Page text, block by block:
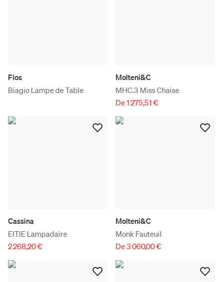
Flos
Biagio Lampe de Table
Molteni&C
MHC.3 Miss Chaise
De 1 275,51 €
Cassina
EITIE Lampadaire
2 268,20 €
Molteni&C
Monk Fauteuil
De 3 060,00 €